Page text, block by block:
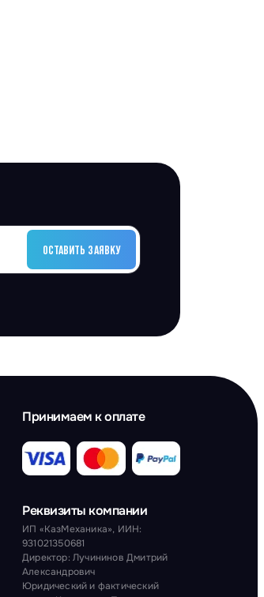
ОСТАВИТЬ ЗАЯВКУ
Принимаем к оплате
Реквизиты компании
ИП «КазМеханика», ИИН:
931021350681
Директор: Лучининов Дмитрий
Александрович
Юридический и фактический